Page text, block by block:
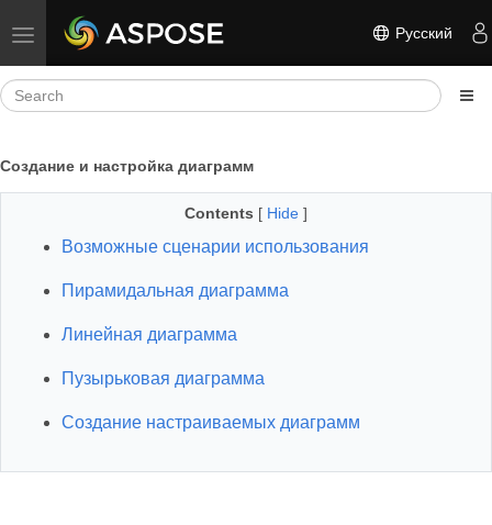
Toggle navigation Русский
Создание и настройка диаграмм
Contents [ Hide ]
Возможные сценарии использования
Пирамидальная диаграмма
Линейная диаграмма
Пузырьковая диаграмма
Создание настраиваемых диаграмм